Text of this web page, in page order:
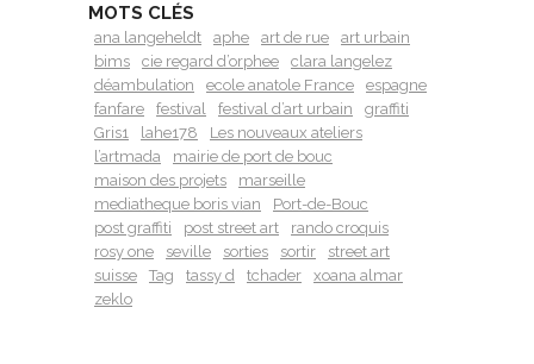
MOTS CLÉS
ana langeheldt aphe art de rue
art urbain
bims
cie regard d’orphee
clara langelez
déambulation
ecole anatole France
espagne
fanfare
festival festival d’art urbain
graffiti
Gris1
lahe178
Les nouveaux ateliers
l’artmada
mairie de port de bouc
maison des projets
marseille
mediatheque boris vian
Port-de-Bouc
post graffiti
post street art
rando croquis
rosy one
seville sorties sortir
street art
suisse
Tag tassy d tchader
xoana almar
zeklo